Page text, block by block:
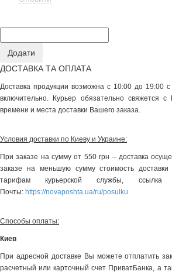
ДОСТАВКА ТА ОПЛАТА
Доставка продукции возможна с 10:00 до 19:00
включительно. Курьер обязательно свяжется
времени и места доставки Вашего заказа.
Условия доставки по Киеву и Украине:
При заказе на сумму от 550 грн – доставка
заказе на меньшую сумму стоимость доставки
тарифам курьерской службы,
Почты: https://novaposhta.ua/ru/posulku
Способы оплаты:
Киев
При адресной доставке Вы можете отплатить
расчетный или карточный счет ПриватБанка, а